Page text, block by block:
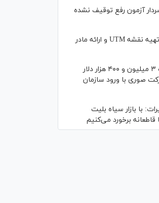
آزمون رفع توقیف نشده
جزئیات ثبت ادعا، تهیه نقشه UTM و ارائه مادر
جلوگیری از پرداخت ۳ میلیون و ۴۰۰ هزار دلار
صوری با ورود سازمان
با بازار سیاه بلیت
قاطعانه برخورد می‌کنیم